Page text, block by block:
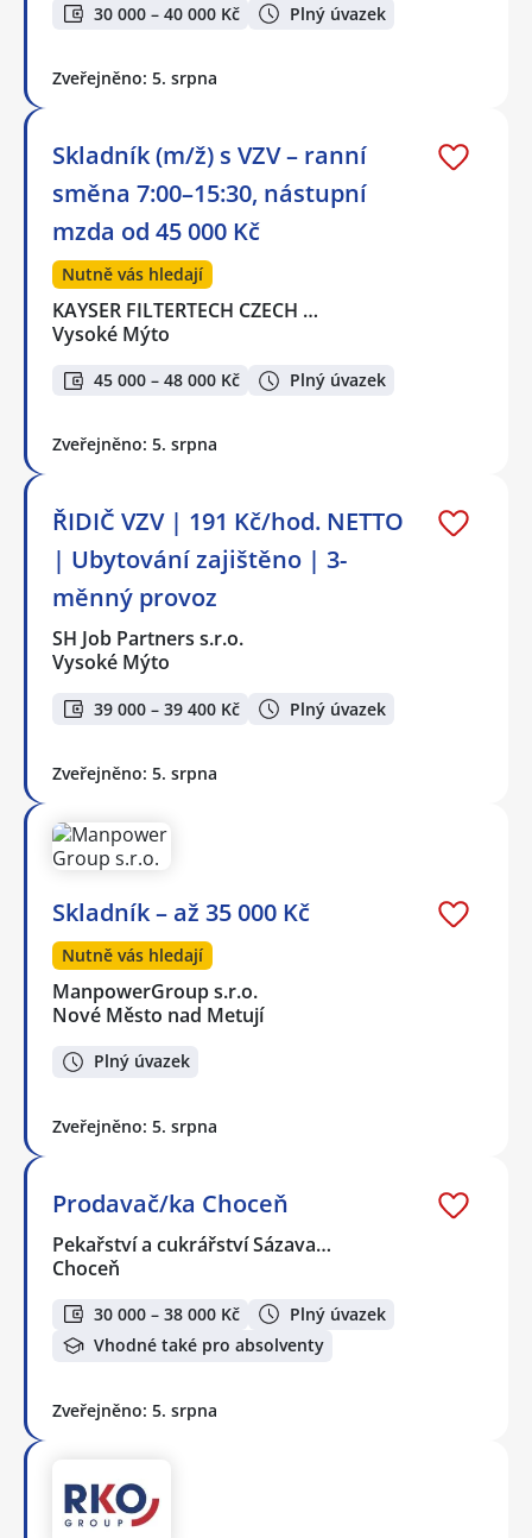
30 000 – 40 000 Kč Plný úvazek
Zveřejněno: 5. srpna
Skladník (m/ž) s VZV – ranní
směna 7:00–15:30, nástupní
mzda od 45 000 Kč
Nutně vás hledají
KAYSER FILTERTECH CZECH …
Vysoké Mýto
45 000 – 48 000 Kč Plný úvazek
Zveřejněno: 5. srpna
ŘIDIČ VZV | 191 Kč/hod. NETTO
| Ubytování zajištěno | 3-
měnný provoz
SH Job Partners s.r.o.
Vysoké Mýto
39 000 – 39 400 Kč Plný úvazek
Zveřejněno: 5. srpna
Skladník – až 35 000 Kč
Nutně vás hledají
ManpowerGroup s.r.o.
Nové Město nad Metují
Plný úvazek
Zveřejněno: 5. srpna
Prodavač/ka Choceň
Pekařství a cukrářství Sázava…
Choceň
30 000 – 38 000 Kč
Plný úvazek
Vhodné také pro absolventy
Zveřejněno: 5. srpna